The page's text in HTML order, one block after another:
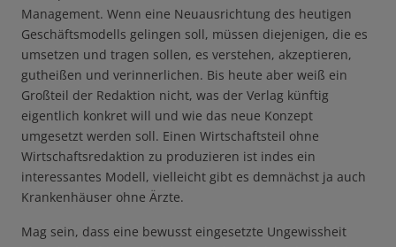
Management. Wenn eine Neuausrichtung des heutigen
Geschäftsmodells gelingen soll, müssen diejenigen, die es
umsetzen und tragen sollen, es verstehen, akzeptieren,
gutheißen und verinnerlichen. Bis heute aber weiß ein
Großteil der Redaktion nicht, was der Verlag künftig
eigentlich konkret will und wie das neue Konzept
umgesetzt werden soll. Einen Wirtschaftsteil ohne
Wirtschaftsredaktion zu produzieren ist indes ein
interessantes Modell, vielleicht gibt es demnächst ja auch
Krankenhäuser ohne Ärzte.
Mag sein, dass eine bewusst eingesetzte Ungewissheit